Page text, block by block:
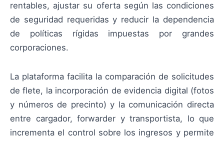
rentables, ajustar su oferta según las condiciones
de seguridad requeridas y reducir la dependencia
de políticas rígidas impuestas por grandes
corporaciones.
La plataforma facilita la comparación de solicitudes
de flete, la incorporación de evidencia digital (fotos
y números de precinto) y la comunicación directa
entre cargador, forwarder y transportista, lo que
incrementa el control sobre los ingresos y permite